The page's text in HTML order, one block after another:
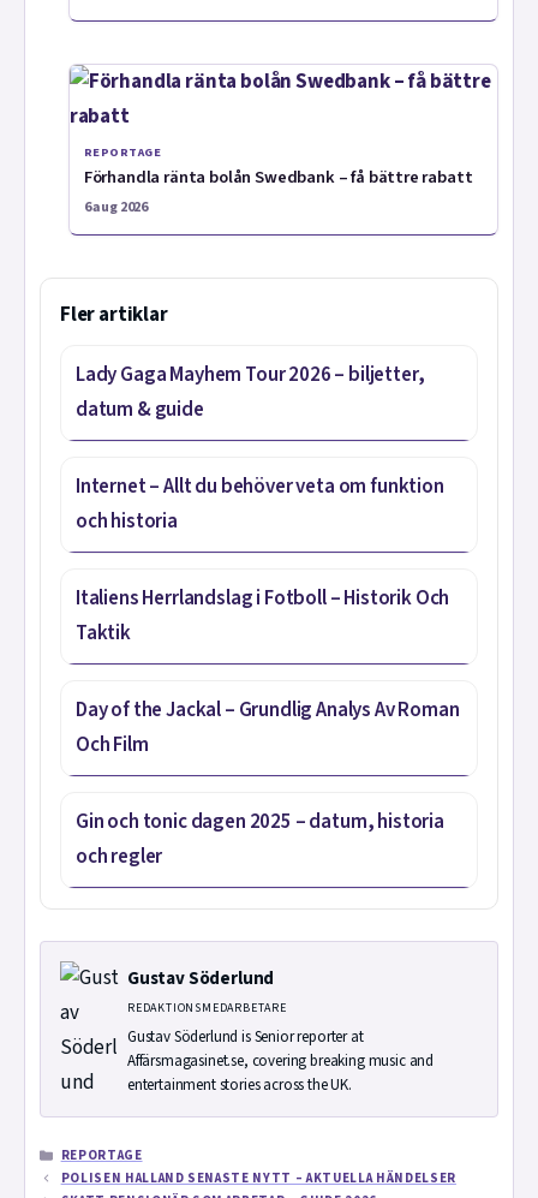
REPORTAGE
Förhandla ränta bolån Swedbank – få bättre rabatt
6 aug 2026
Fler artiklar
Lady Gaga Mayhem Tour 2026 – biljetter,
datum & guide
Internet – Allt du behöver veta om funktion
och historia
Italiens Herrlandslag i Fotboll – Historik Och
Taktik
Day of the Jackal – Grundlig Analys Av Roman
Och Film
Gin och tonic dagen 2025 – datum, historia
och regler
Gustav Söderlund
REDAKTIONSMEDARBETARE
Gustav Söderlund is Senior reporter at
Affärsmagasinet.se, covering breaking music and
entertainment stories across the UK.
KATEGORIER
REPORTAGE
POLISEN HALLAND SENASTE NYTT – AKTUELLA HÄNDELSER